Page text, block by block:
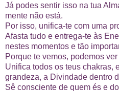
Já podes sentir isso na tua
mente não está.
Por isso, unifica-te com uma
Afasta tudo e entrega-te às
nestes momentos e tão
Porque te vemos, podemos ver
Unifica todos os teus chakras,
grandeza, a Divindade dentro
Sê consciente de quem és e